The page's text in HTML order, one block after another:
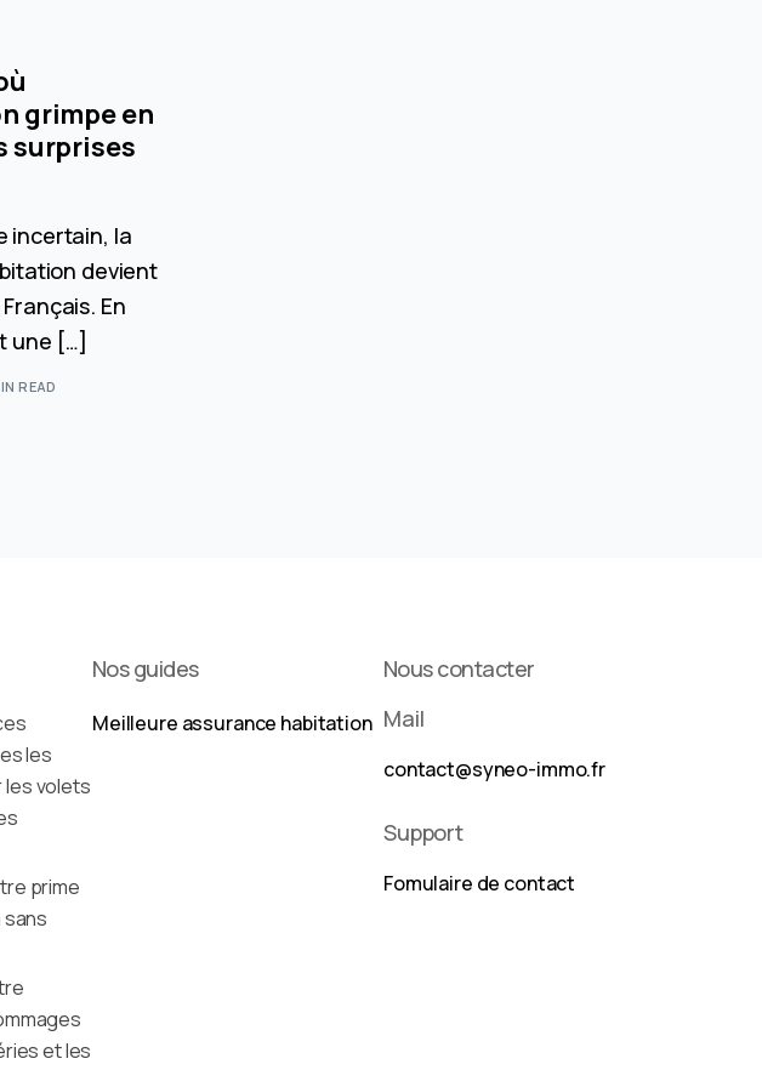
grimpe en
surprises
incertain, la
devient
En
une […]
READ
les
les volets
prime
sans
et les
Nos guides
Meilleure assurance habitation
Nous contacter
Mail
contact@syneo-immo.fr
Support
Fomulaire de contact